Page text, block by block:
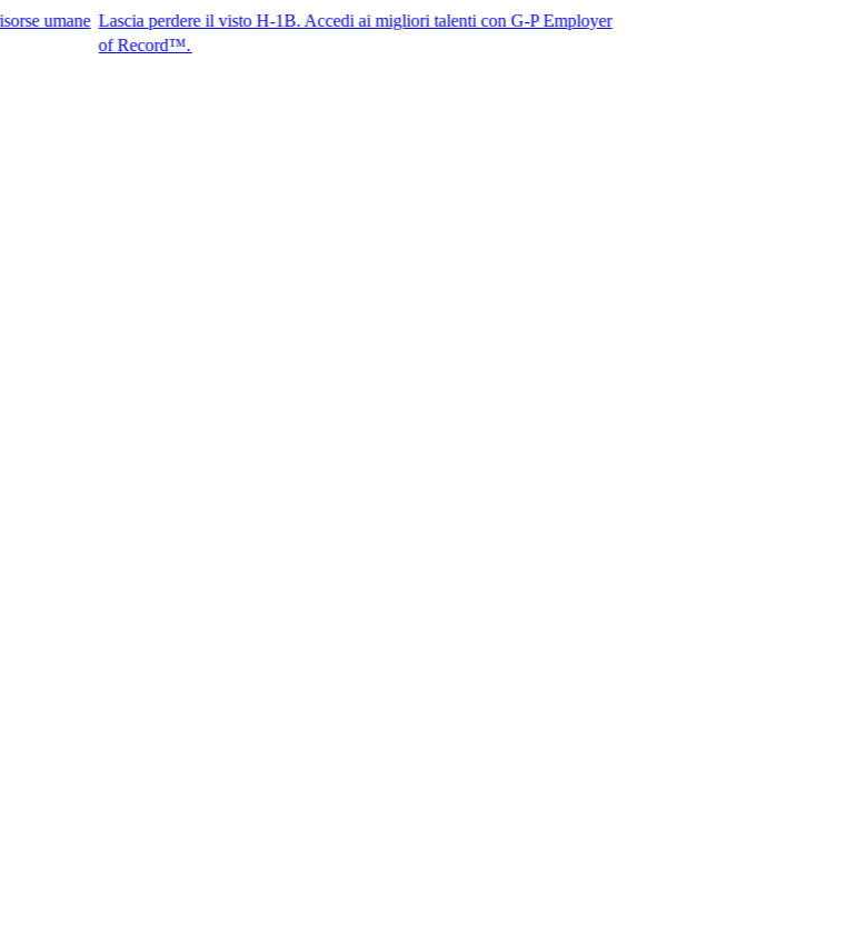
Lascia perdere il visto H-1B. Accedi ai migliori talenti con G-P Employer
of Record™.​​